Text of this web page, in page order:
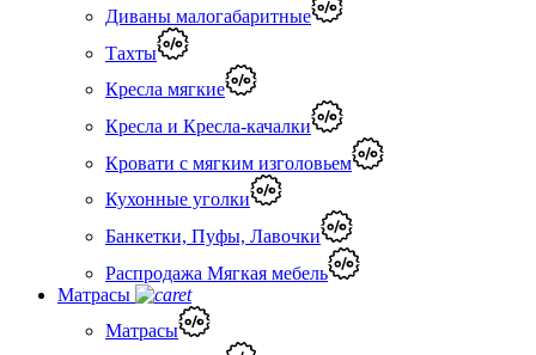
Диваны малогабаритные
Тахты
Кресла мягкие
Кресла и Кресла-качалки
Кровати с мягким изголовьем
Кухонные уголки
Банкетки, Пуфы, Лавочки
Распродажа Мягкая мебель
Матрасы
Матрасы